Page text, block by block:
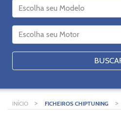
INÍCIO > FICHEIROS CHIPTUNING >